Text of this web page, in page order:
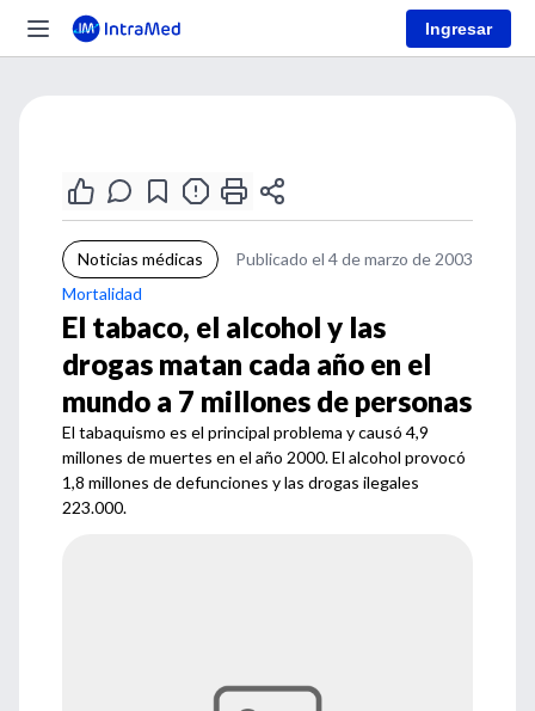
Ingresar
Noticias médicas
Publicado el 4 de marzo de 2003
Mortalidad
El tabaco, el alcohol y las
drogas matan cada año en el
mundo a 7 millones de personas
El tabaquismo es el principal problema y causó 4,9
millones de muertes en el año 2000. El alcohol provocó
1,8 millones de defunciones y las drogas ilegales
223.000.